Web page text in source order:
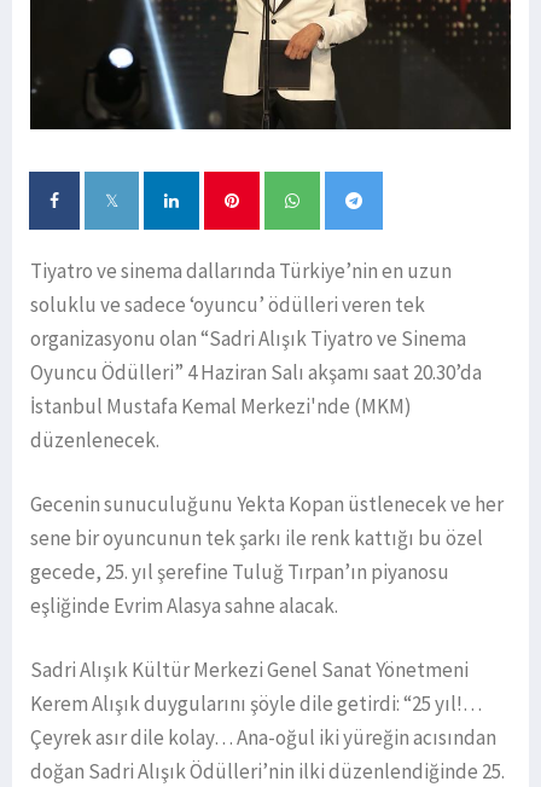
Tiyatro ve sinema dallarında Türkiye’nin en uzun
soluklu ve sadece ‘oyuncu’ ödülleri veren tek
organizasyonu olan “Sadri Alışık Tiyatro ve Sinema
Oyuncu Ödülleri” 4 Haziran Salı akşamı saat 20.30’da
İstanbul Mustafa Kemal Merkezi'nde (MKM)
düzenlenecek.
Gecenin sunuculuğunu Yekta Kopan üstlenecek ve her
sene bir oyuncunun tek şarkı ile renk kattığı bu özel
gecede, 25. yıl şerefine Tuluğ Tırpan’ın piyanosu
eşliğinde Evrim Alasya sahne alacak.
Sadri Alışık Kültür Merkezi Genel Sanat Yönetmeni
Kerem Alışık duygularını şöyle dile getirdi: “25 yıl!…
Çeyrek asır dile kolay… Ana-oğul iki yüreğin acısından
doğan Sadri Alışık Ödülleri’nin ilki düzenlendiğinde 25.